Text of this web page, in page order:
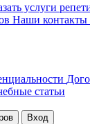
услуги
Наши контакты
статьи
Вход